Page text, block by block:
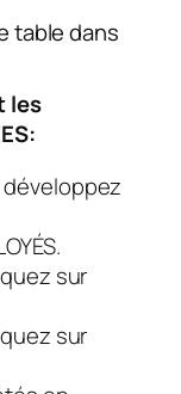
table dans
les
sur
sur